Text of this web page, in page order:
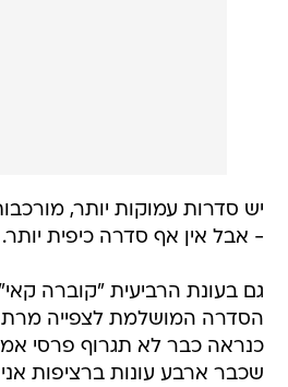
יש סדרות עמוקות יותר,
- אבל אין אף סדרה כיפית יותר.
גם בעונת הרביעית "קוברה
הסדרה המושלמת לצפייה
כנראה כבר לא תגרוף פרסי
שכבר ארבע עונות ברציפות